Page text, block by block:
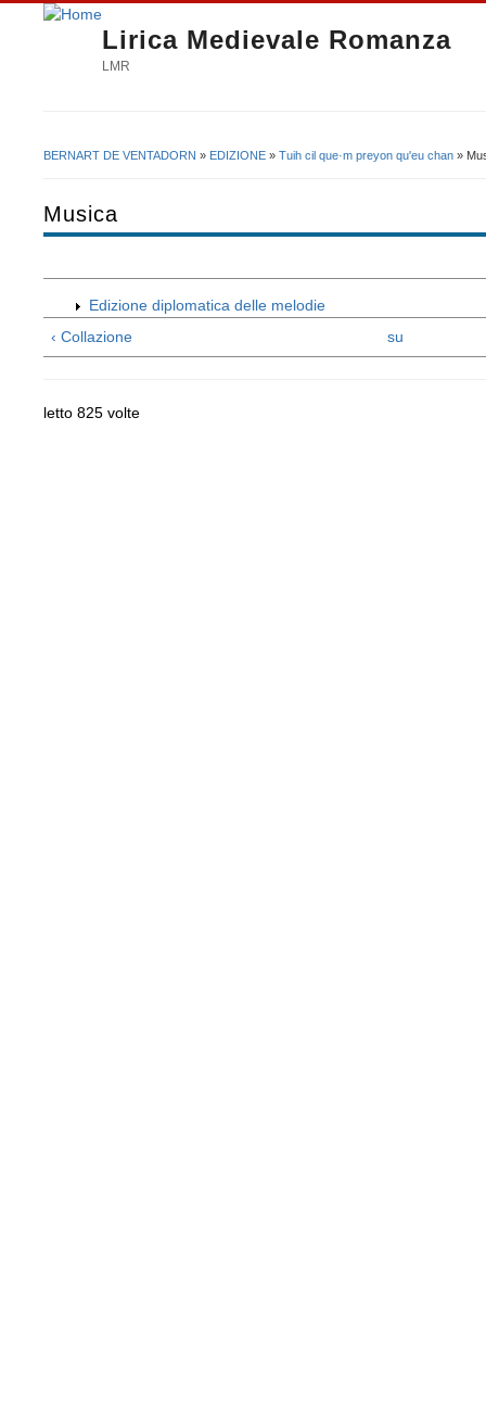
Lirica Medievale Romanza
LMR
BERNART DE VENTADORN » EDIZIONE » Tuih cil que·m preyon qu'eu chan »
Musica
Edizione diplomatica delle melodie
‹ Collazione
su
letto 825 volte